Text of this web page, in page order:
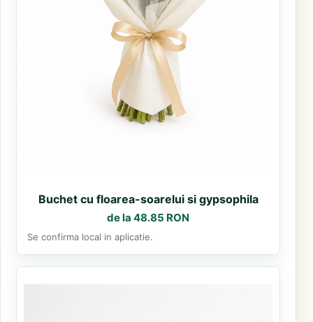
Buchet cu floarea-soarelui si gypsophila
de la 48.85 RON
Se confirma local in aplicatie.